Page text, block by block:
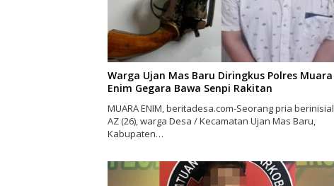
Warga Ujan Mas Baru Diringkus Polres Muara
Enim Gegara Bawa Senpi Rakitan
MUARA ENIM, beritadesa.com-Seorang pria berinisial
AZ (26), warga Desa / Kecamatan Ujan Mas Baru,
Kabupaten…